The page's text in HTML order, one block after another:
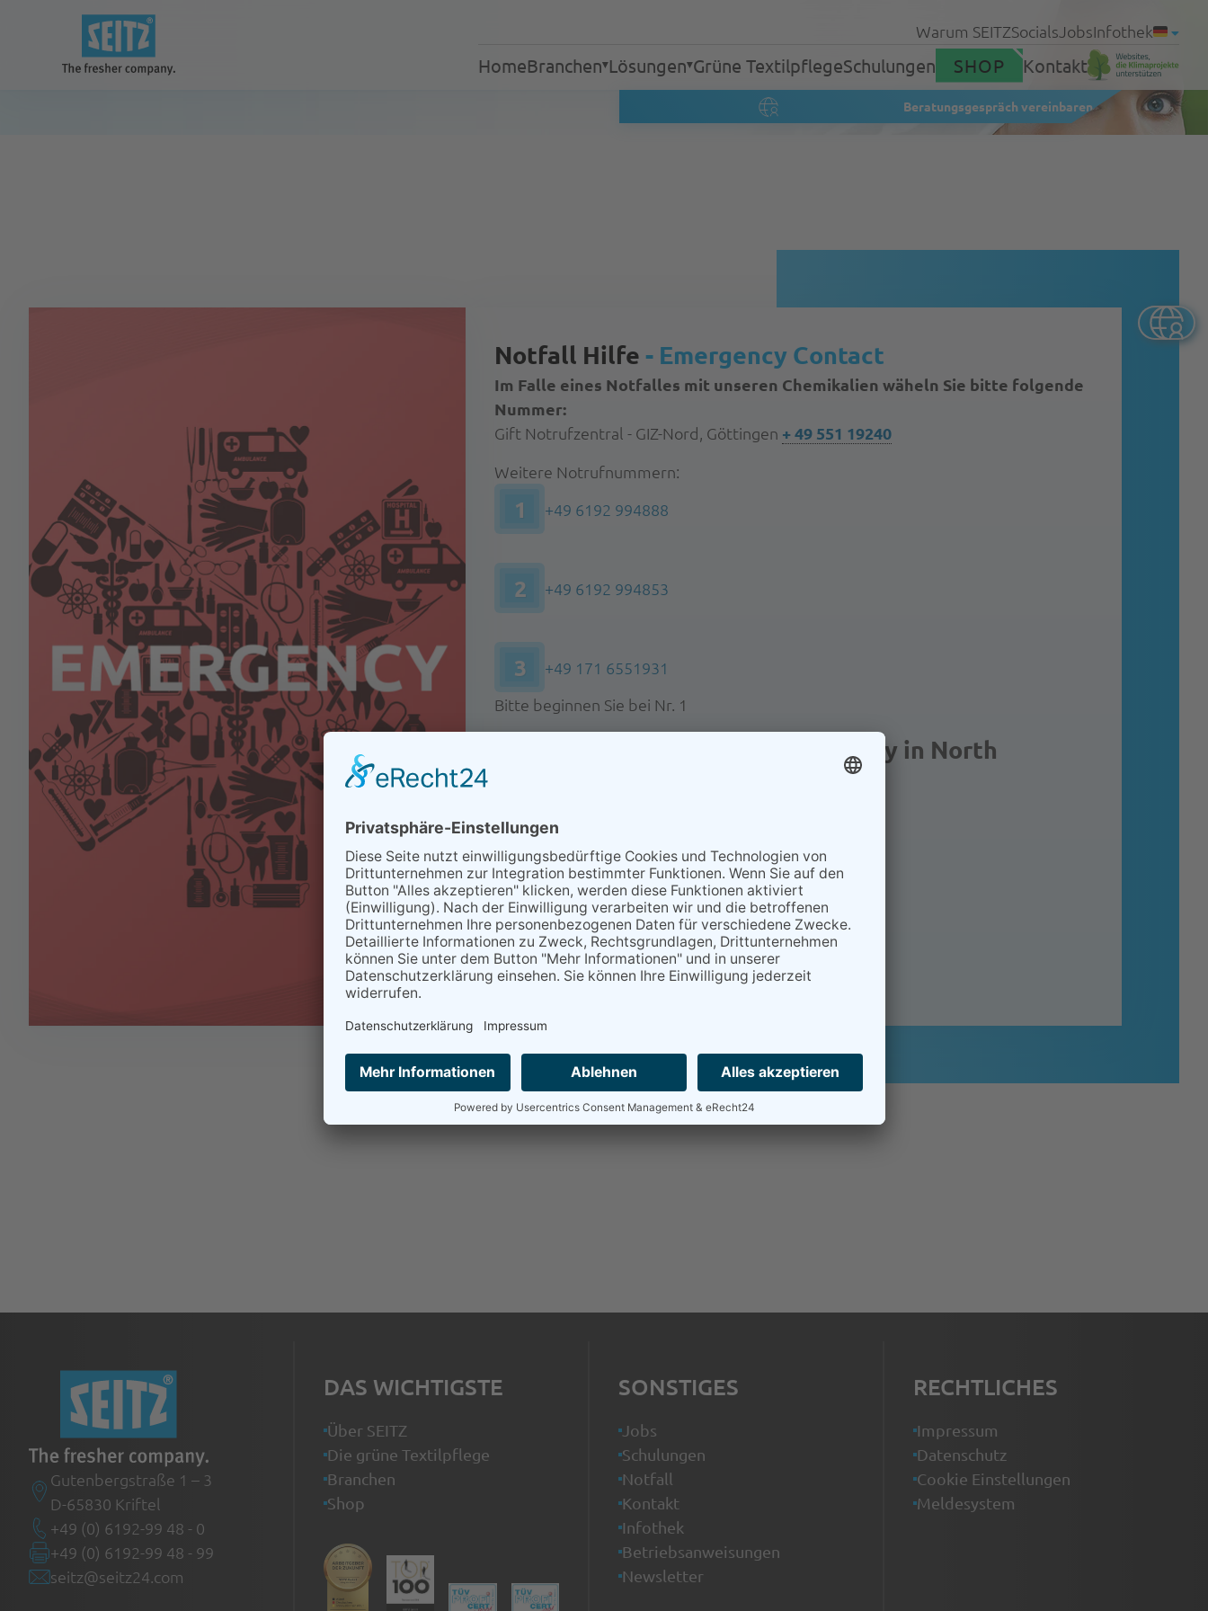
Warum SEITZSocialsJobsInfothek
HomeBranchen Lösungen Grüne TextilpflegeSchulungen SHOP Kontakt
Beratungsgespräch vereinbaren
Notfall Hilfe - Emergency Contact
Im Falle eines Notfalles mit unseren Chemikalien wäheln Sie bitte folgende
Nummer:
Gift Notrufzentral - GIZ-Nord, Göttingen + 49 551 19240
Weitere Notrufnummern:
1 +49 6192 994888
2 +49 6192 994853
3
+49 171 6551931
Bitte beginnen Sie bei Nr. 1
Emergency Contact For Emergency in North
SEITZ - The Fresher Company, Inc
(813) 886-2700 www.SEITZ24.com/us
Emergency - Medical or Spill - Dial 911
Then Contact - ChemTel
Local US -(800) 255-3924
Intl - 01.1.813.248.0585
MIS0003762
Gutenbergstraße 1 – 3
D-65830 Kriftel
+49 (0) 6192-99 48 - 0
+49 (0) 6192-99 48 - 99
seitz@seitz24.com
DAS WICHTIGSTE
Über SEITZ
Die grüne Textilpflege
Branchen
Shop
SONSTIGES
Jobs
Schulungen
Notfall
Kontakt
Infothek
Betriebsanweisungen
Newsletter
RECHTLICHES
Impressum
Datenschutz
Cookie Einstellungen
Meldesystem